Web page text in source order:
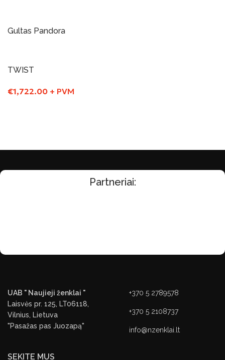
Gultas Pandora
TWIST
€1,722.00 + PVM
Partneriai:
UAB " Naujieji ženklai "
Laisvės pr. 125, LT06118,
Vilnius, Lietuva
"Pasažas pas Juozapą"
+370 5 2789578
+370 5 2108737
info@nzenklai.lt
SEKITE MUS